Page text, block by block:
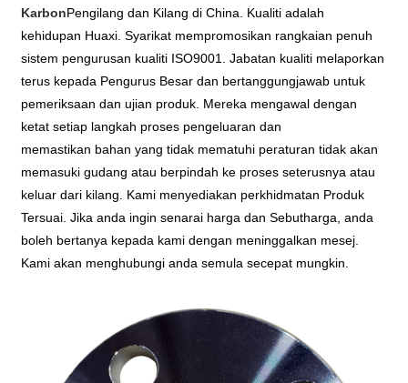
KarbonPengilang dan Kilang di China. Kualiti adalah
kehidupan Huaxi. Syarikat mempromosikan rangkaian penuh
sistem pengurusan kualiti ISO9001. Jabatan kualiti melaporkan
terus kepada Pengurus Besar dan bertanggungjawab untuk
pemeriksaan dan ujian produk. Mereka mengawal dengan
ketat setiap langkah proses pengeluaran dan
memastikan bahan yang tidak mematuhi peraturan tidak akan
memasuki gudang atau berpindah ke proses seterusnya atau
keluar dari kilang. Kami menyediakan perkhidmatan Produk
Tersuai. Jika anda ingin senarai harga dan Sebutharga, anda
boleh bertanya kepada kami dengan meninggalkan mesej.
Kami akan menghubungi anda semula secepat mungkin.